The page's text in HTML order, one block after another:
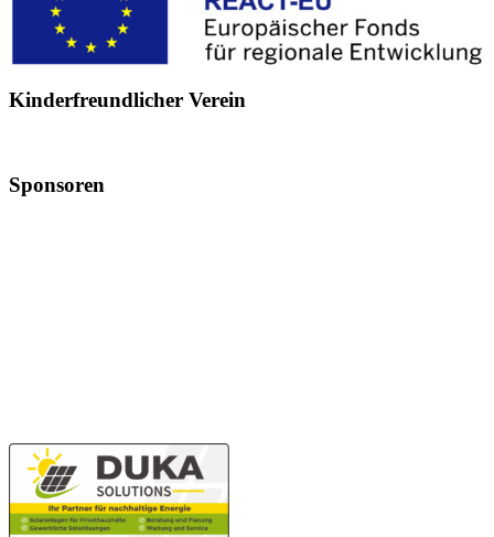
Kinderfreundlicher Verein
Sponsoren